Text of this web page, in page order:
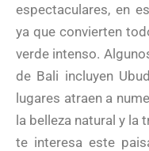
espectaculares, en
ya que convierten
verde intenso.
de Bali incluyen
lugares atraen a
la belleza natural y la
te interesa este